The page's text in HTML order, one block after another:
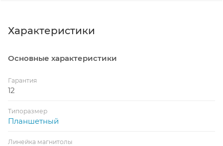
Характеристики
Основные характеристики
Гарантия
12
Типоразмер
Планшетный
Линейка магнитолы